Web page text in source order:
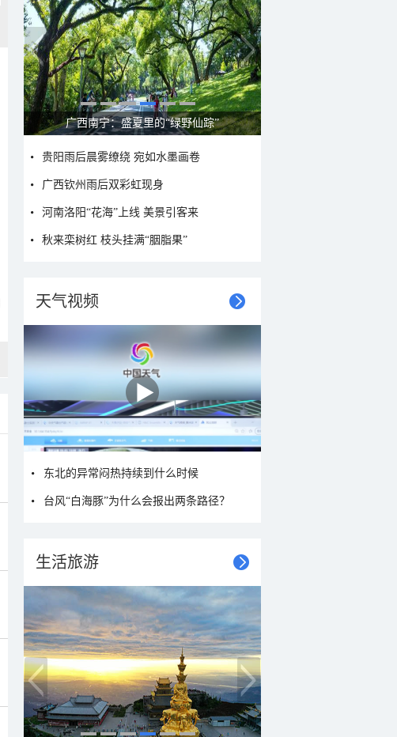
呼伦贝尔草原 藏着最治愈的蓝天白云
贵阳雨后晨雾缭绕 宛如水墨画卷
广西钦州雨后双彩虹现身
河南洛阳“花海”上线 美景引客来
秋来栾树红 枝头挂满“胭脂果”
天气视频
东北的异常闷热持续到什么时候
台风“白海豚”为什么会报出两条路径？
生活旅游